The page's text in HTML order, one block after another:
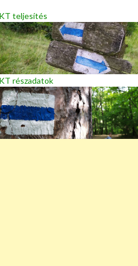
teljesítés
részadatok